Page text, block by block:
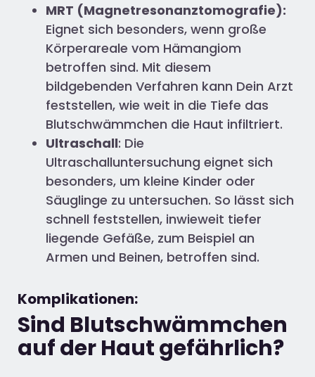
MRT (Magnetresonanztomografie):
Eignet sich besonders, wenn große
Körperareale vom Hämangiom
betroffen sind. Mit diesem
bildgebenden Verfahren kann Dein Arzt
feststellen, wie weit in die Tiefe das
Blutschwämmchen die Haut infiltriert.
Ultraschall: Die
Ultraschalluntersuchung eignet sich
besonders, um kleine Kinder oder
Säuglinge zu untersuchen. So lässt sich
schnell feststellen, inwieweit tiefer
liegende Gefäße, zum Beispiel an
Armen und Beinen, betroffen sind.
Komplikationen:
Sind Blutschwämmchen
auf der Haut gefährlich?